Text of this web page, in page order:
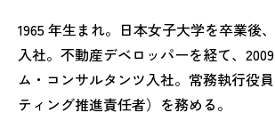
1965 年生まれ。日本女子大学を卒業後
入社。不動産デベロッパーを経て、
ム・コンサルタンツ入社。常務執行役
ティング推進責任者）を務める。